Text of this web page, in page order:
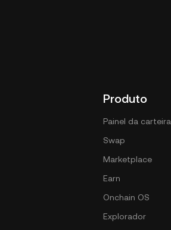
Produto
Painel da carteira
Swap
Marketplace
Earn
Onchain OS
Explorador